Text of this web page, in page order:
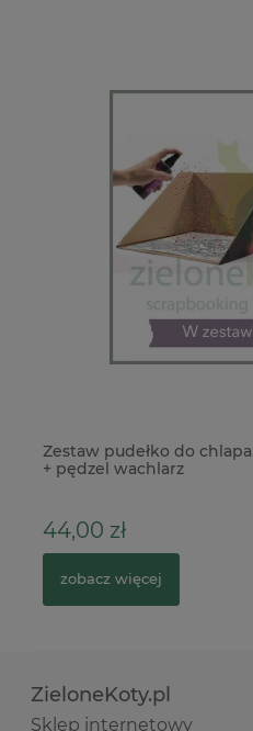
Zestaw pudełko do
+ pędzel wachlarz
44,00 zł
zobacz więcej
ZieloneKoty.pl
Sklep internetowy